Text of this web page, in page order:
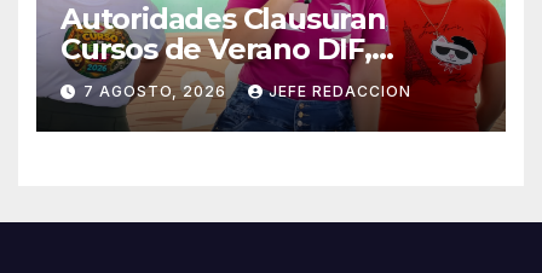
Autoridades Clausuran
Cursos de Verano DIF,
Seguridad Pública y Casa de
Cultura 2026
7 AGOSTO, 2026 JEFE REDACCION